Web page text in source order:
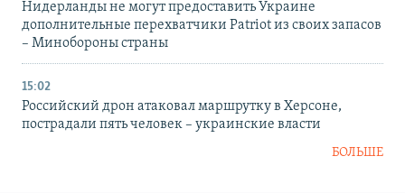
Нидерланды не могут предоставить Украине
дополнительные перехватчики Patriot из своих запасов
– Минобороны страны
15:02
Российский дрон атаковал маршрутку в Херсоне,
пострадали пять человек – украинские власти
БОЛЬШЕ